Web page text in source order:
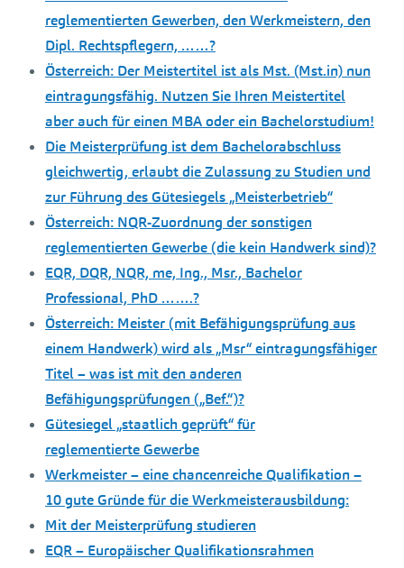
reglementierten Gewerben, den Werkmeistern, den
Dipl. Rechtspflegern, ……?
Österreich: Der Meistertitel ist als Mst. (Mst.in) nun
eintragungsfähig. Nutzen Sie Ihren Meistertitel
aber auch für einen MBA oder ein Bachelorstudium!
Die Meisterprüfung ist dem Bachelorabschluss
gleichwertig, erlaubt die Zulassung zu Studien und
zur Führung des Gütesiegels „Meisterbetrieb“
Österreich: NQR-Zuordnung der sonstigen
reglementierten Gewerbe (die kein Handwerk sind)?
EQR, DQR, NQR, me, Ing., Msr., Bachelor
Professional, PhD …….?
Österreich: Meister (mit Befähigungsprüfung aus
einem Handwerk) wird als „Msr“ eintragungsfähiger
Titel – was ist mit den anderen
Befähigungsprüfungen („Bef.“)?
Gütesiegel „staatlich geprüft“ für
reglementierte Gewerbe
Werkmeister – eine chancenreiche Qualifikation –
10 gute Gründe für die Werkmeisterausbildung:
Mit der Meisterprüfung studieren
EQR – Europäischer Qualifikationsrahmen